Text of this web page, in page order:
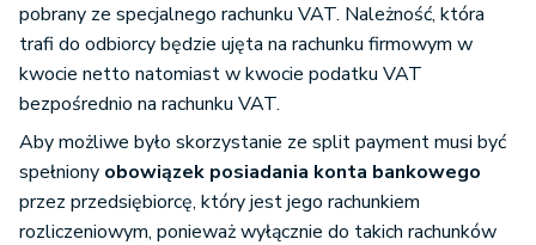
pobrany ze specjalnego rachunku VAT. Należność, która
trafi do odbiorcy będzie ujęta na rachunku firmowym w
kwocie netto natomiast w kwocie podatku VAT
bezpośrednio na rachunku VAT.
Aby możliwe było skorzystanie ze split payment musi być
spełniony obowiązek posiadania konta bankowego
przez przedsiębiorcę, który jest jego rachunkiem
rozliczeniowym, ponieważ wyłącznie do takich rachunków